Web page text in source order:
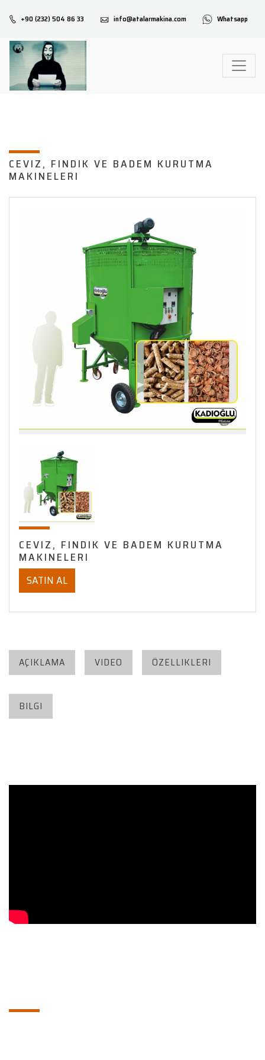
+90 (232) 504 86 33 info@atalarmakina.com Whatsapp
CEVIZ, FINDIK VE BADEM KURUTMA
MAKINELERI
CEVIZ, FINDIK VE BADEM KURUTMA
MAKINELERI
SATIN AL
AÇIKLAMA VIDEO ÖZELLIKLERI
BILGI